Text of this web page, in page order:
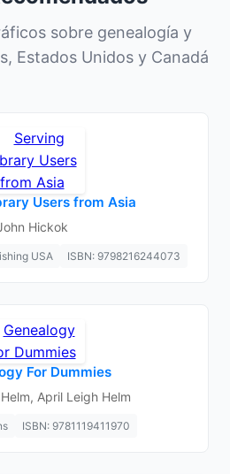
sobre genealogía y
Estados Unidos y Canadá
Users from Asia
Hickok
USA ISBN: 9798216244073
For Dummies
April Leigh Helm
ISBN: 9781119411970